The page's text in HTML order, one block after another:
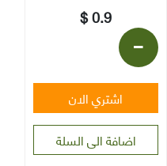
0.9 $
-
+
اشتري الان
اضافة الى السلة